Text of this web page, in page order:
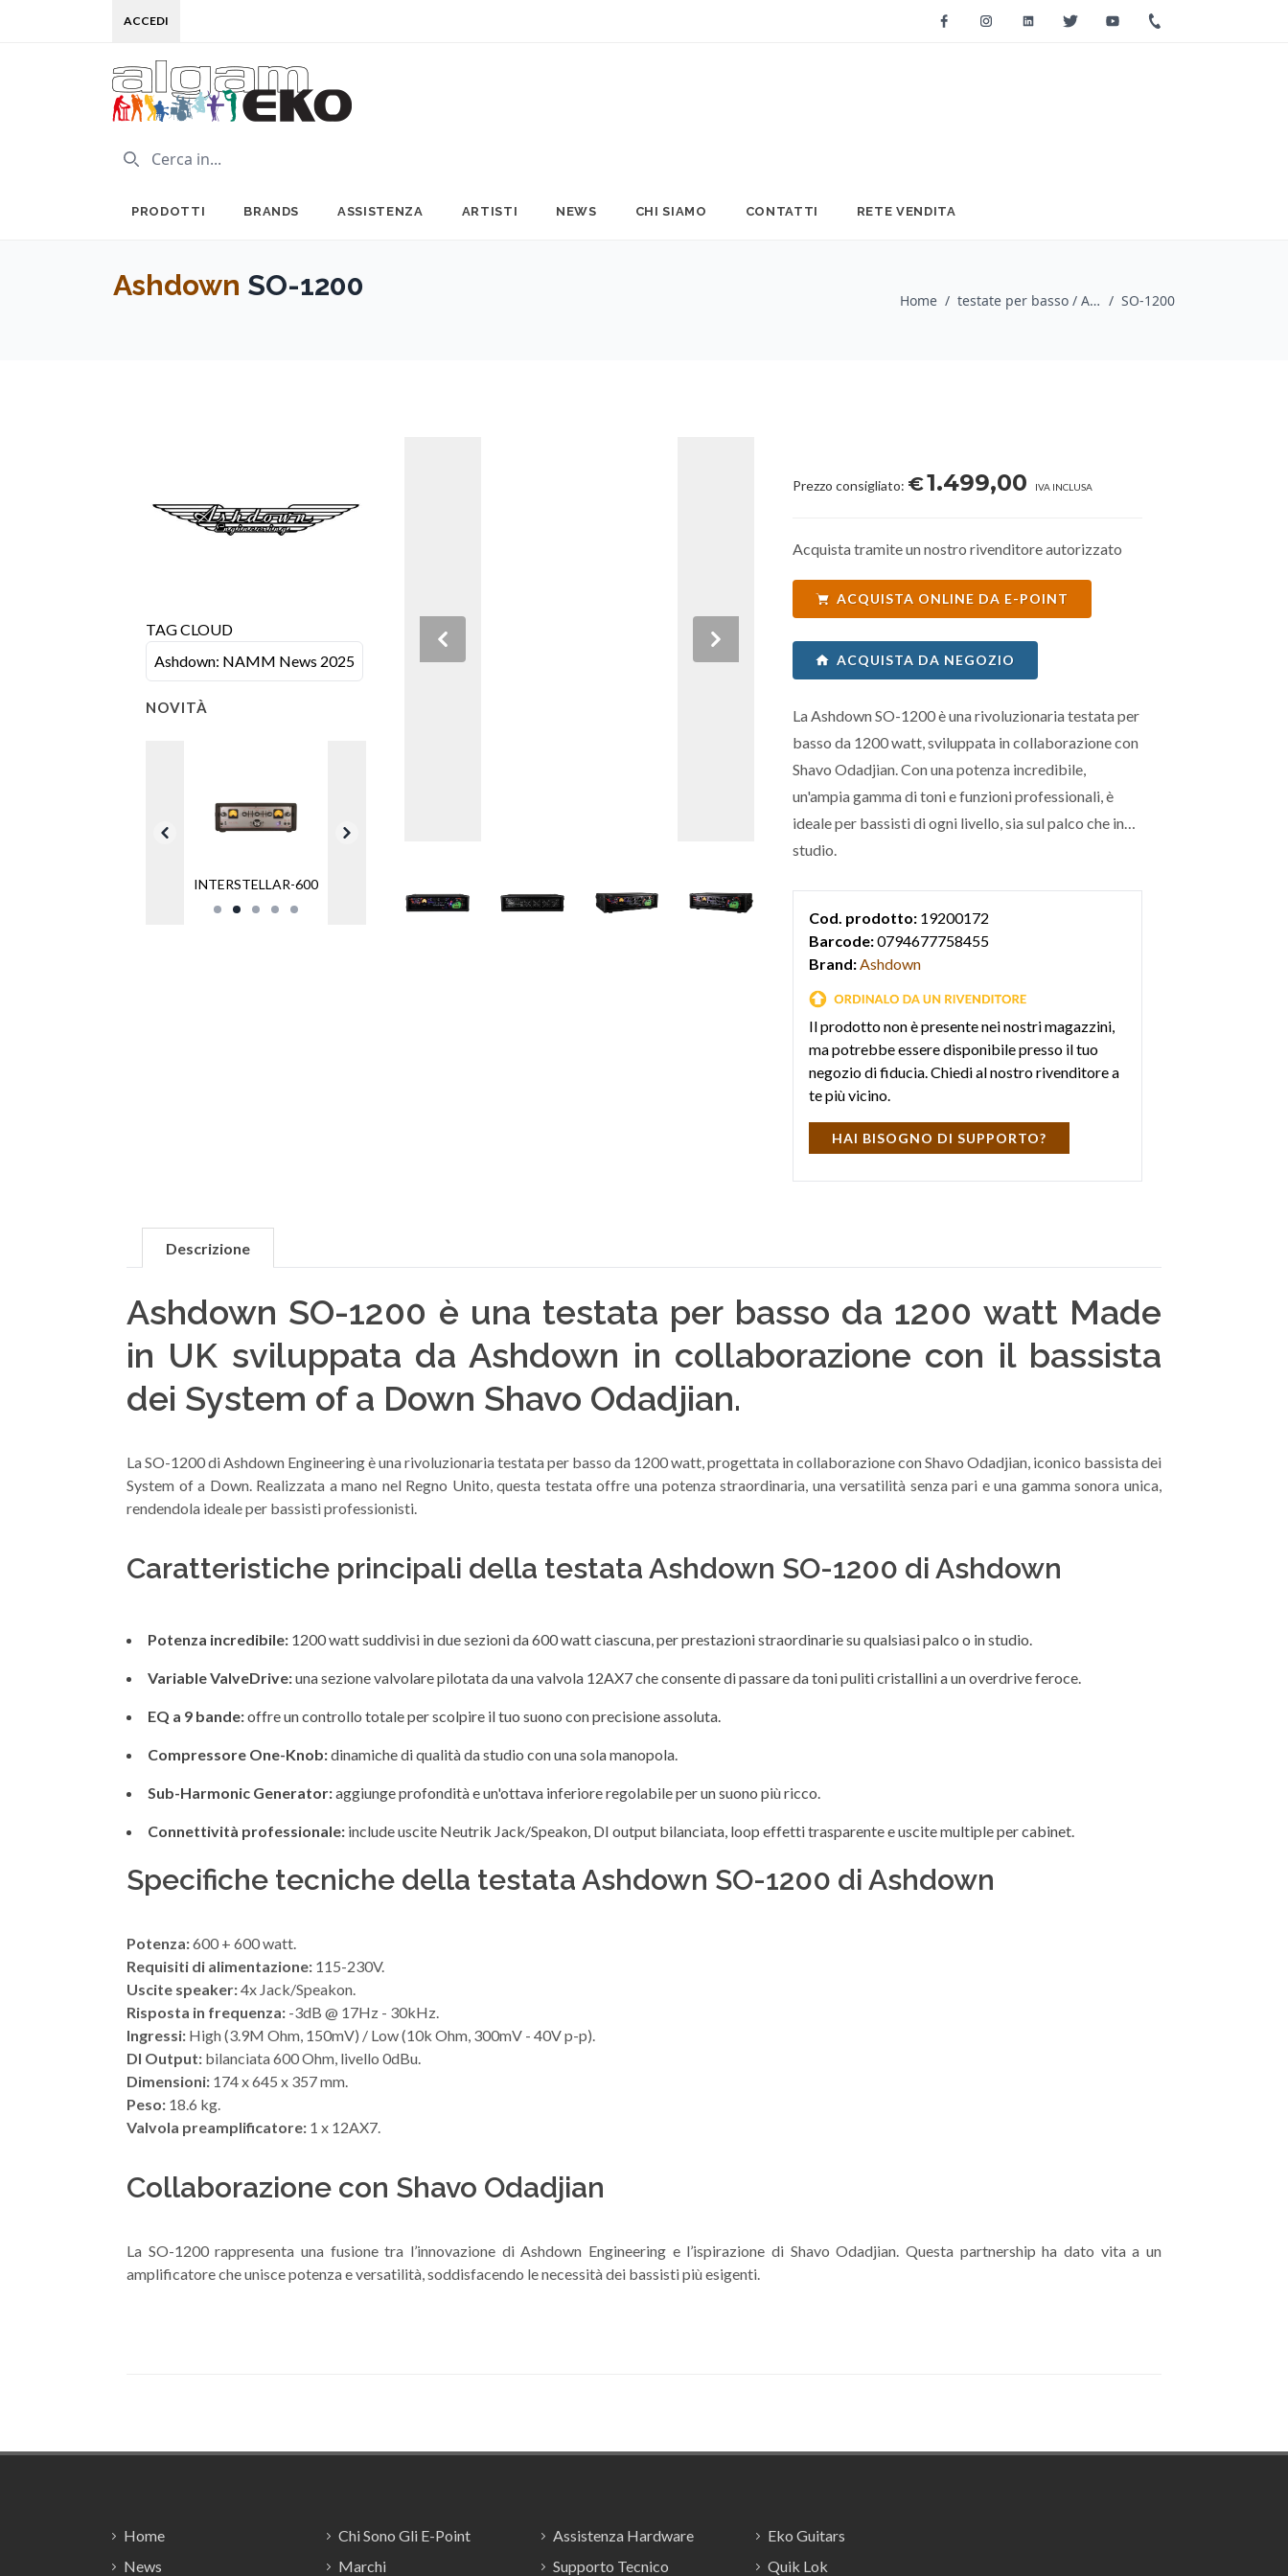
ACCEDI FacebookInstagramLinkedinTwitter Youtube
PRODOTTI BRANDS ASSISTENZA ARTISTI NEWS CHI SIAMO CONTATTI RETE VENDITA
Ashdown SO-1200 Home / testate per basso / Ashdown / SO-1200
TAG CLOUD
Ashdown: NAMM News 2025
NOVITÀ
INTERSTELLAR-600
Previous Next
Prezzo consigliato: €1.499,00 IVA INCLUSA
Acquista tramite un nostro rivenditore autorizzato
ACQUISTA ONLINE DA E-POINT
ACQUISTA DA NEGOZIO
La Ashdown SO-1200 è una rivoluzionaria testata per
basso da 1200 watt, sviluppata in collaborazione con
Shavo Odadjian. Con una potenza incredibile,
un'ampia gamma di toni e funzioni professionali, è
ideale per bassisti di ogni livello, sia sul palco che in
studio.
Cod. prodotto: 19200172
Barcode:0794677758455
Brand:Ashdown
Il prodotto non è presente nei nostri magazzini,
ma potrebbe essere disponibile presso il tuo
negozio di fiducia. Chiedi al nostro rivenditore a
te più vicino.
HAI BISOGNO DI SUPPORTO?
Descrizione
Ashdown SO-1200 è una testata per basso da 1200 watt Made
in UK sviluppata da Ashdown in collaborazione con il bassista
dei System of a Down Shavo Odadjian.
La SO-1200 di Ashdown Engineering è una rivoluzionaria testata per basso da 1200 watt, progettata in collaborazione con Shavo Odadjian, iconico bassista dei
System of a Down. Realizzata a mano nel Regno Unito, questa testata offre una potenza straordinaria, una versatilità senza pari e una gamma sonora unica,
rendendola ideale per bassisti professionisti.
Caratteristiche principali della testata Ashdown SO-1200 di Ashdown
Potenza incredibile: 1200 watt suddivisi in due sezioni da 600 watt ciascuna, per prestazioni straordinarie su qualsiasi palco o in studio.
Variable ValveDrive:una sezione valvolare pilotata da una valvola 12AX7 che consente di passare da toni puliti cristallini a un overdrive feroce.
EQ a 9 bande:offre un controllo totale per scolpire il tuo suono con precisione assoluta.
Compressore One-Knob:dinamiche di qualità da studio con una sola manopola.
Sub-Harmonic Generator:aggiunge profondità e un'ottava inferiore regolabile per un suono più ricco.
Connettività professionale: include uscite Neutrik Jack/Speakon, DI output bilanciata, loop effetti trasparente e uscite multiple per cabinet.
Specifiche tecniche della testata Ashdown SO-1200 di Ashdown
Potenza:600 + 600 watt.
Requisiti di alimentazione: 115-230V.
Uscite speaker:4x Jack/Speakon.
Risposta in frequenza: -3dB @ 17Hz - 30kHz.
Ingressi: High (3.9M Ohm, 150mV) / Low (10k Ohm, 300mV - 40V p-p).
DI Output: bilanciata 600 Ohm, livello 0dBu.
Dimensioni: 174 x 645 x 357 mm.
Peso: 18.6 kg.
Valvola preamplificatore: 1 x 12AX7.
Collaborazione con Shavo Odadjian
La SO-1200 rappresenta una fusione tra l’innovazione di Ashdown Engineering e l’ispirazione di Shavo Odadjian. Questa partnership ha dato vita a un
amplificatore che unisce potenza e versatilità, soddisfacendo le necessità dei bassisti più esigenti.
Home
News
Chi Sono Gli E-Point
Marchi
Assistenza Hardware
Supporto Tecnico
Eko Guitars
Quik Lok